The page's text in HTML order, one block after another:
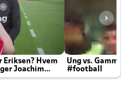
Eriksen? Hvem
Joachim
Ung vs.
#football